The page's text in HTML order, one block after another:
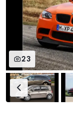
23